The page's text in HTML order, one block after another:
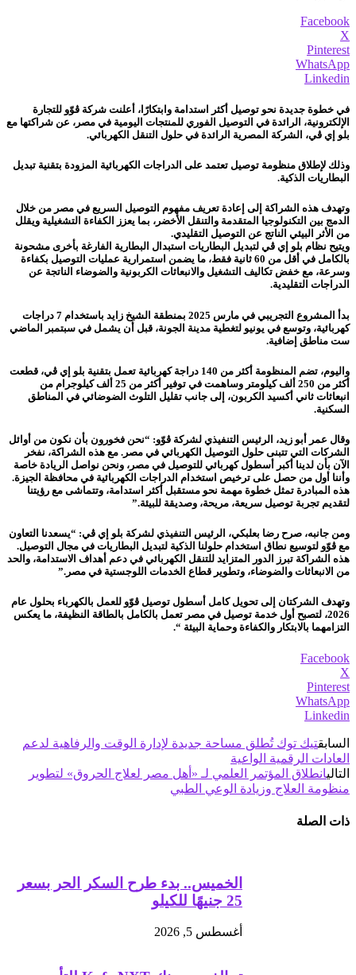
Facebook
X
Pinterest
WhatsApp
Linkedin
في خطوة جديدة نحو توصيل أكثر استدامة وابتكارًا، أعلنت شركة ڤوّو للتجارة
الإلكترونية، الرائدة في التوصيل الفوري للمنتجات اليومية في مصر، عن شراكتها مع
بلو إي ڤي، الشركة المصرية الرائدة في حلول التنقل الكهربائي.
وذلك لإطلاق منظومة توصيل تعتمد على الدراجات الكهربائية المزودة بتقنية تبديل
البطاريات الذكية.
وتهدف هذه الشراكة إلى إعادة تعريف مفهوم التوصيل السريع في مصر من خلال
الدمج بين التكنولوجيا المتقدمة والتنقل الأخضر، بما يعزز الكفاءة التشغيلية ويقلل
من الأثر البيئي الناتج عن التوصيل التقليدي.
ويتيح نظام بلو إي ڤي لتبديل البطاريات استبدال البطارية الفارغة بأخرى مشحونة
بالكامل في أقل من 60 ثانية فقط، ما يضمن استمرارية عمليات التوصيل بكفاءة
وسرعة، مع خفض تكاليف التشغيل والانبعاثات الكربونية والضوضاء الناتجة عن
الدراجات التقليدية.
بدأ المشروع التجريبي في مارس 2025 بمنطقة الشيخ زايد باستخدام 7 دراجات
كهربائية، وتوسع في يونيو لتغطية مدينة الجونة، قبل أن يشمل في سبتمبر الماضي
ست مناطق إضافية.
واليوم، تضم المنظومة أكثر من 140 دراجة كهربائية تعمل بتقنية بلو إي ڤي، قطعت
أكثر من 250 ألف كيلومتر وساهمت في توفير أكثر من 25 ألف كيلوجرام من
انبعاثات ثاني أكسيد الكربون، إلى جانب تقليل التلوث الضوضائي في المناطق
السكنية.
وقال عمر أبو زيد، الرئيس التنفيذي لشركة ڤوّو: “نحن فخورون بأن نكون من أوائل
الشركات التي تتبنى حلول التوصيل الكهربائي في مصر. مع هذه الشراكة، نفخر
الآن بأن لدينا أكبر أسطول كهربائي للتوصيل في مصر، ونحن نواصل الريادة خاصة
وأننا أول من حصل على ترخيص استخدام الدراجات الكهربائية في محافظة الجيزة.
هذه المبادرة تمثل خطوة مهمة نحو مستقبل أكثر استدامة، وتتماشى مع رؤيتنا
لتقديم تجربة توصيل سريعة، مريحة، وصديقة للبيئة.”
ومن جانبه، صرح رضا بعلبكي، الرئيس التنفيذي لشركة بلو إي ڤي: “يسعدنا التعاون
مع ڤوّو لتوسيع نطاق استخدام حلولنا الذكية لتبديل البطاريات في مجال التوصيل.
هذه الشراكة تبرز الدور المتزايد للتنقل الكهربائي في دعم أهداف الاستدامة، والحد
من الانبعاثات والضوضاء، وتطوير قطاع الخدمات اللوجستية في مصر.”
وتهدف الشركتان إلى تحويل كامل أسطول توصيل ڤوّو للعمل بالكهرباء بحلول عام
2026، لتصبح أول خدمة توصيل في مصر تعمل بالكامل بالطاقة النظيفة، ما يعكس
التزامهما بالابتكار والكفاءة وحماية البيئة “.
Facebook
X
Pinterest
WhatsApp
Linkedin
السابقتيك توك تُطلق مساحة جديدة لإدارة الوقت والرفاهية لدعم
العادات الرقمية الواعية
التاليانطلاق المؤتمر العلمي لـ «أهل مصر لعلاج الحروق» لتطوير
منظومة العلاج وزيادة الوعي الطبي
ذات الصلة
الخميس.. بدء طرح السكر الحر بسعر
25 جنيهًا للكيلو
أغسطس 5, 2026